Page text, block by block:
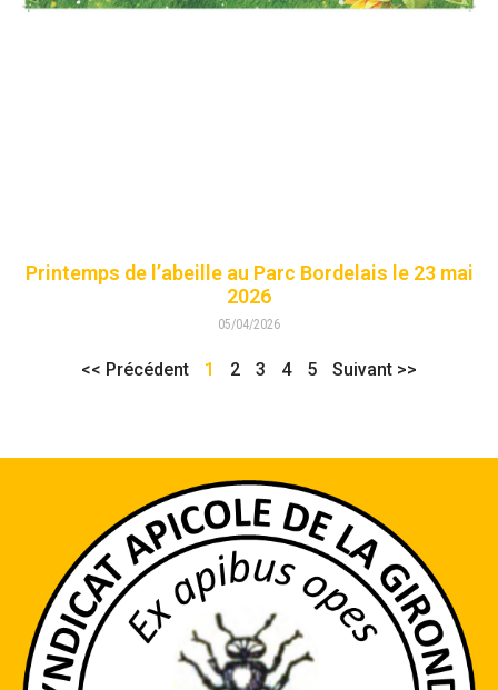
Printemps de l’abeille au Parc Bordelais le 23 mai
2026
05/04/2026
<< Précédent 1 2 3 4 5 Suivant >>